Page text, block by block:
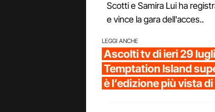
Scotti e Samira Lui ha
e vince la gara dell'acces..
LEGGI ANCHE
Ascolti tv di ieri 29
Temptation Island
è l’edizione più vista